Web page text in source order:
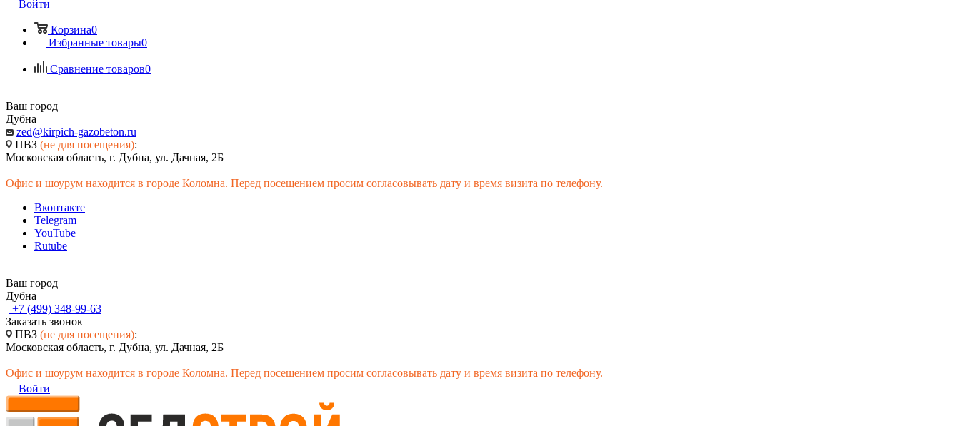
Войти
Корзина0
Избранные товары0
Сравнение товаров0
Ваш город
Дубна
zed@kirpich-gazobeton.ru
ПВЗ (не для посещения):
Московская область, г. Дубна, ул. Дачная, 2Б
Офис и шоурум находится в городе Коломна. Перед посещением просим согласовывать дату и время визита по телефону.
Вконтакте
Telegram
YouTube
Rutube
Ваш город
Дубна
+7 (499) 348-99-63
Заказать звонок
ПВЗ (не для посещения):
Московская область, г. Дубна, ул. Дачная, 2Б
Офис и шоурум находится в городе Коломна. Перед посещением просим согласовывать дату и время визита по телефону.
Войти